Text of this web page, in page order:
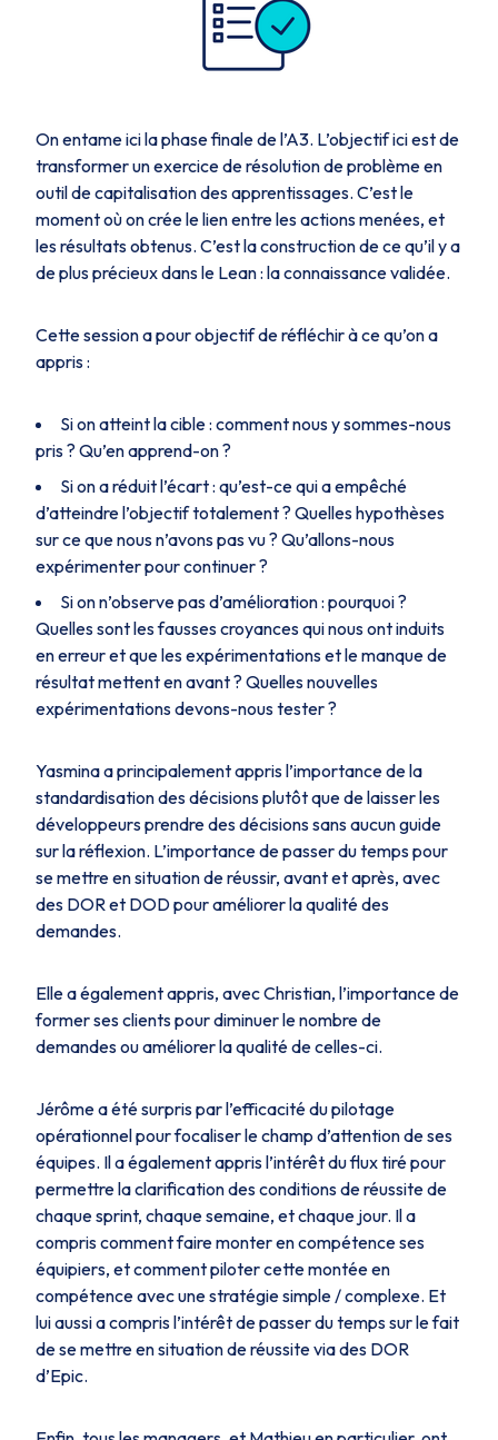
On entame ici la phase finale de l’A3. L’objectif ici est de
transformer un exercice de résolution de problème en
outil de capitalisation des apprentissages. C’est le
moment où on crée le lien entre les actions menées, et
les résultats obtenus. C’est la construction de ce qu’il y a
de plus précieux dans le Lean : la connaissance validée.
Cette session a pour objectif de réfléchir à ce qu’on a
appris :
Si on atteint la cible : comment nous y sommes-nous
pris ? Qu’en apprend-on ?
Si on a réduit l’écart : qu’est-ce qui a empêché
d’atteindre l’objectif totalement ? Quelles hypothèses
sur ce que nous n’avons pas vu ? Qu’allons-nous
expérimenter pour continuer ?
Si on n’observe pas d’amélioration : pourquoi ?
Quelles sont les fausses croyances qui nous ont induits
en erreur et que les expérimentations et le manque de
résultat mettent en avant ? Quelles nouvelles
expérimentations devons-nous tester ?
Yasmina a principalement appris l’importance de la
standardisation des décisions plutôt que de laisser les
développeurs prendre des décisions sans aucun guide
sur la réflexion. L’importance de passer du temps pour
se mettre en situation de réussir, avant et après, avec
des DOR et DOD pour améliorer la qualité des
demandes.
Elle a également appris, avec Christian, l’importance de
former ses clients pour diminuer le nombre de
demandes ou améliorer la qualité de celles-ci.
Jérôme a été surpris par l’efficacité du pilotage
opérationnel pour focaliser le champ d’attention de ses
équipes. Il a également appris l’intérêt du flux tiré pour
permettre la clarification des conditions de réussite de
chaque sprint, chaque semaine, et chaque jour. Il a
compris comment faire monter en compétence ses
équipiers, et comment piloter cette montée en
compétence avec une stratégie simple / complexe. Et
lui aussi a compris l’intérêt de passer du temps sur le fait
de se mettre en situation de réussite via des DOR
d’Epic.